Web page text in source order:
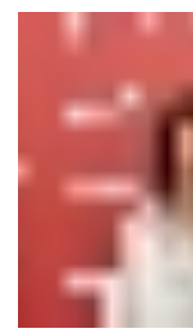
d’emplois de
économistes au
livré une lecture
national, tout en
potentiel capables
l’innovation et